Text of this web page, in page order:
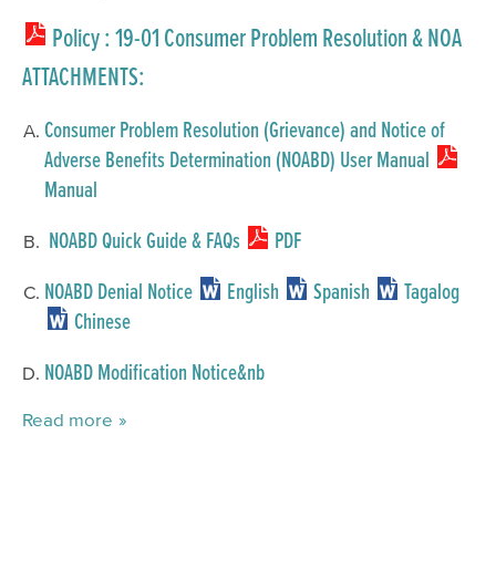
Policy: 19-01 Consumer Problem Resolution & NOA
ATTACHMENTS:
Consumer Problem Resolution (Grievance) and Notice of
Adverse Benefits Determination (NOABD) User Manual
Manual
NOABD Quick Guide & FAQs PDF
NOABD Denial Notice English Spanish
Tagalog
Chinese
NOABD Modification Notice&nb
Read more